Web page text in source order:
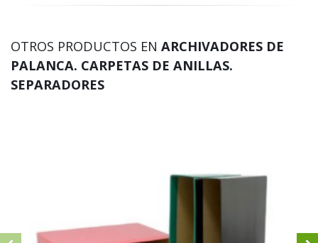
OTROS PRODUCTOS EN ARCHIVADORES DE
PALANCA. CARPETAS DE ANILLAS.
SEPARADORES